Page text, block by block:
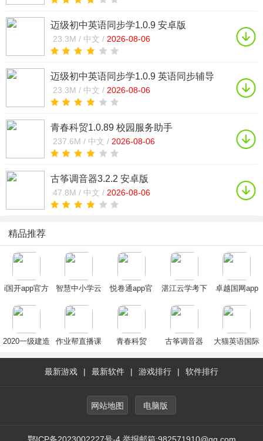
迈级初中英语同步学1.0.9 安卓版
23.3M / 中文 / 2026-08-06
迈级初中英语同步学1.0.9 英语同步辅导
23.3M / 中文 / 2026-08-06
青春科贸1.0.89 校园服务助手
237.6M / 中文 / 2026-08-06
古筝调音器3.2.2 安卓版
47.8M / 中文 / 2026-08-06
精品推荐
i国开app官方
2024最新版
智慧中小学云
下载2024最新
悦卷通app官
新版
湛江云学考下
卓越国网app
2020一级建造
作业帮直播课
青春科贸 古筝调音器
大猫英语国际
最新游戏 | 最新软件 | 游戏排行 | 软件排行
网站地图 电脑版